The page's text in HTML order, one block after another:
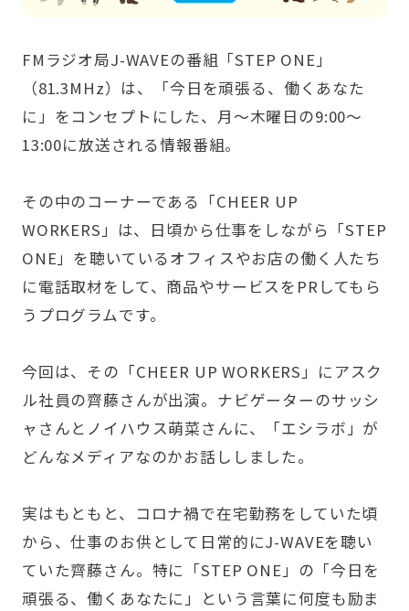
FMラジオ局J-WAVEの番組 「STEP ONE」
（81.3MHz）は、「今日を頑張る、働くあなた
に」をコンセプトにした、月〜木曜日の9:00〜
13:00に放送される情報番組。
その中のコーナーである「CHEER UP
WORKERS」は、日頃から仕事をしながら「STEP
ONE」を聴いているオフィスやお店の働く人たち
に電話取材をして、商品やサービスをPRしてもら
うプログラムです。
今回は、その「CHEER UP WORKERS」にアスク
ル社員の齊藤さんが出演。ナビゲーターのサッシ
ャさんとノイハウス萌菜さんに、「エシラボ」が
どんなメディアなのかお話ししました。
実はもともと、コロナ禍で在宅勤務をしていた頃
から、仕事のお供として日常的にJ-WAVEを聴い
ていた齊藤さん。特に「STEP ONE」の「今日を
頑張る、働くあなたに」という言葉に何度も励ま